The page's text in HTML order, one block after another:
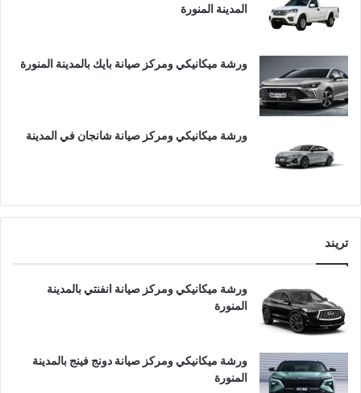
المدينة المنورة
ورشة ميكانيكي ومركز صيانة بايك بالمدينة المنورة
ورشة ميكانيكي ومركز صيانة شانجان في المدينة
تريند
ورشة ميكانيكي ومركز صيانة انفنتي بالمدينة
المنورة
ورشة ميكانيكي ومركز صيانة دونج فينج بالمدينة
المنورة